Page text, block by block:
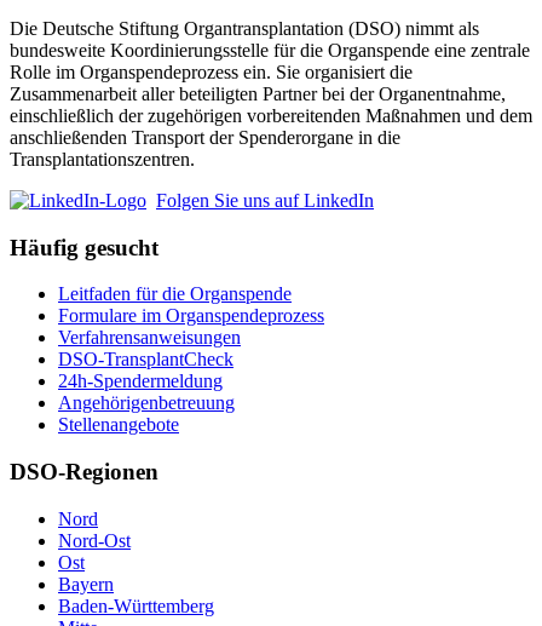
Die Deutsche Stiftung Organtransplantation (DSO) nimmt als
bundesweite Koordinierungsstelle für die Organspende eine zentrale
Rolle im Organspendeprozess ein. Sie organisiert die
Zusammenarbeit aller beteiligten Partner bei der Organentnahme,
einschließlich der zugehörigen vorbereitenden Maßnahmen und dem
anschließenden Transport der Spenderorgane in die
Transplantationszentren.
Folgen Sie uns auf LinkedIn
Häufig gesucht
Leitfaden für die Organspende
Formulare im Organspendeprozess
Verfahrensanweisungen
DSO-TransplantCheck
24h-Spendermeldung
Angehörigenbetreuung
Stellenangebote
DSO-Regionen
Nord
Nord-Ost
Ost
Bayern
Baden-Württemberg